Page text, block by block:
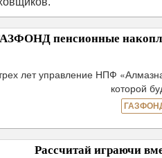
пенсионные
лет управление НПФ
которой
Рассчитай играючи